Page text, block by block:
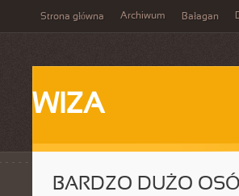
Strona główna Archiwum Bałagan
WIZA
BARDZO DUŻO